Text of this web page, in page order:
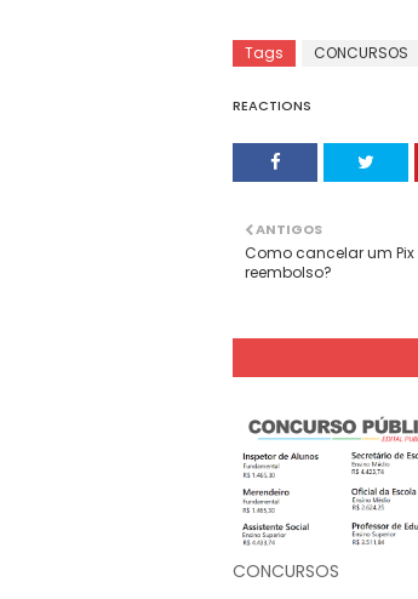
Tags CONCURSOS
REACTIONS
ANTIGOS
Como cancelar um
reembolso?
CONCURSOS